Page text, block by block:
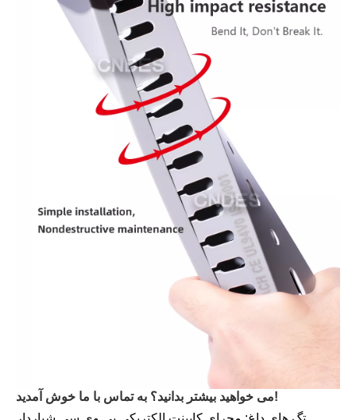
می خواهید بیشتر بدانید؟ به تماس با ما خوش آمدید!